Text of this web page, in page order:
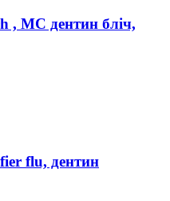
, МС дентин бліч,
flu, дентин